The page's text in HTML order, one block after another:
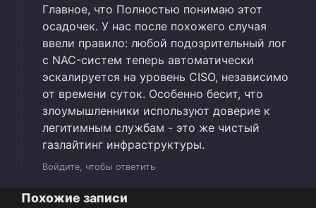
Главное, что Полностью понимаю этот
осадочек. У нас после похожего случая
ввели правило: любой подозрительный лог
с NAC-систем теперь автоматически
эскалируется на уровень CISO, независимо
от времени суток. Особенно бесит, что
злоумышленники используют доверие к
легитимным службам - это же чистый
газлайтинг инфраструктуры.
Войдите, чтобы ответить
Похожие записи